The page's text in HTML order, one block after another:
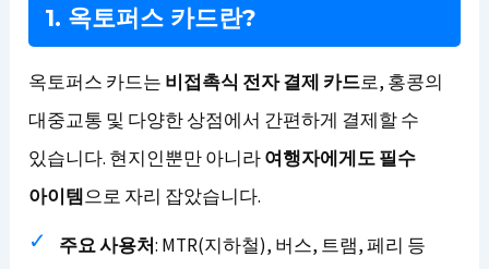
1. 옥토퍼스 카드란?
옥토퍼스 카드는 비접촉식 전자 결제 카드로, 홍콩의
대중교통 및 다양한 상점에서 간편하게 결제할 수
있습니다. 현지인뿐만 아니라여행자에게도 필수
아이템으로 자리 잡았습니다.
주요 사용처: MTR(지하철), 버스, 트램, 페리 등